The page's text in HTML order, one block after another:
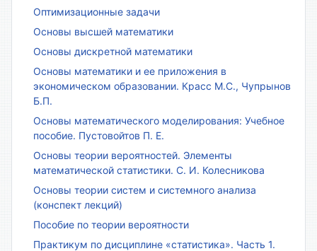
Оптимизационные задачи
Основы высшей математики
Основы дискретной математики
Основы математики и ее приложения в
экономическом образовании. Красс М.С., Чупрынов
Б.П.
Основы математического моделирования: Учебное
пособие. Пустовойтов П. Е.
Основы теории вероятностей. Элементы
математической статистики. С. И. Колесникова
Основы теории систем и системного анализа
(конспект лекций)
Пособие по теории вероятности
Практикум по дисциплине «статистика». Часть 1.